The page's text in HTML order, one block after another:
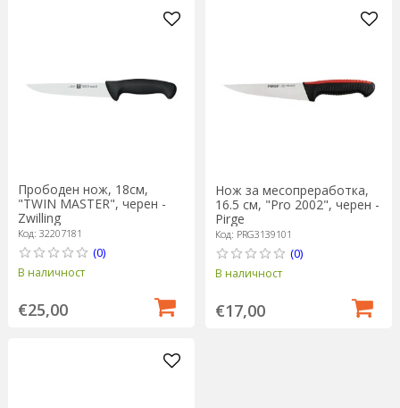
Прободен нож, 18см,
"TWIN MASTER", черен -
Zwilling
Код: 32207181
(0)
В наличност
€25,00
Нож за месопреработка,
16.5 см, "Pro 2002", черен -
Pirge
Код: PRG3139101
(0)
В наличност
€17,00